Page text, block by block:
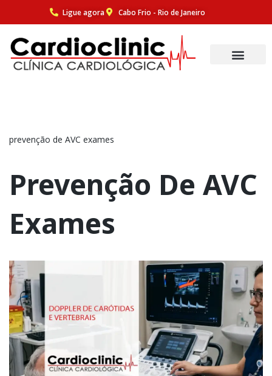
para
o
Ligue agora Cabo Frio - Rio de Janeiro
prevenção de AVC exames
Prevenção De AVC
Exames